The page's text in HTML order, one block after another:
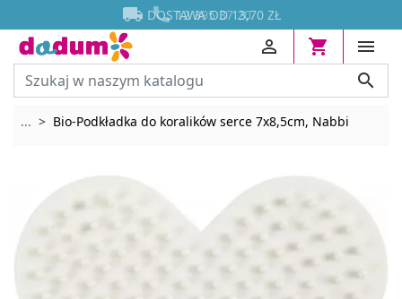

 DOSTAWA OD 13,70 ZŁ






... Rozwiń breadcrumbs
Bio-Podkładka do koralików serce 7x8,5cm, Nabbi